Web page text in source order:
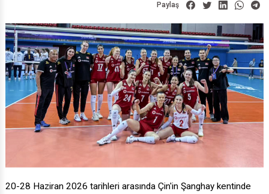
Paylaş
20-28 Haziran 2026 tarihleri arasında Çin'in Şanghay kentinde